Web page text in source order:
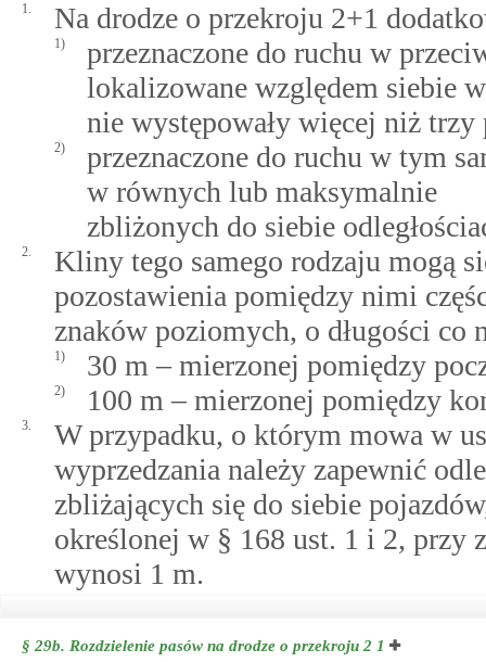
1. Na drodze o przekroju 2+1
1)
przeznaczone do ruchu w
lokalizowane względem siebie
nie występowały więcej niż trzy
2)
przeznaczone do ruchu w tym
w równych lub maksymalnie
zbliżonych do siebie
2.
Kliny tego samego rodzaju mogą
pozostawienia pomiędzy nimi
znaków poziomych, o długości co
1) 30 m – mierzonej pomiędzy
2) 100 m – mierzonej pomiędzy
3.
W przypadku, o którym mowa w
wyprzedzania należy zapewnić
zbliżających się do siebie
określonej w § 168 ust. 1 i 2, przy
wynosi 1 m.
§ 29b. Rozdzielenie pasów na drodze o przekroju 2 1